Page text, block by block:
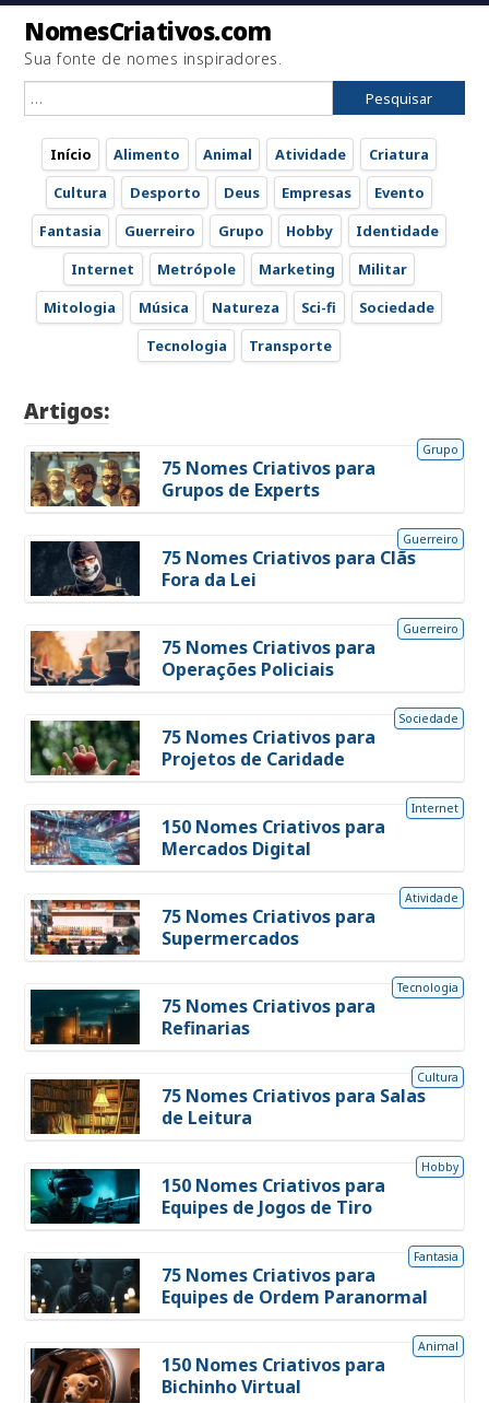
NomesCriativos.com
Sua fonte de nomes inspiradores.
por:
Início Alimento Animal Atividade
Criatura
Cultura
Desporto Deus Empresas
Evento
Fantasia
Guerreiro Grupo Hobby
Identidade
Internet
Metrópole Marketing
Militar
Mitologia
Música Natureza Sci-fi
Sociedade
Tecnologia
Transporte
Artigos:
75 Nomes Criativos para
Grupos de Experts
Grupo
75 Nomes Criativos para Clãs
Fora da Lei
Guerreiro
75 Nomes Criativos para
Operações Policiais
Guerreiro
75 Nomes Criativos para
Projetos de Caridade
Sociedade
150 Nomes Criativos para
Mercados Digital
Internet
75 Nomes Criativos para
Supermercados
Atividade
75 Nomes Criativos para
Refinarias
Tecnologia
75 Nomes Criativos para Salas
de Leitura
Cultura
150 Nomes Criativos para
Equipes de Jogos de Tiro
Hobby
75 Nomes Criativos para
Equipes de Ordem Paranormal
Fantasia
150 Nomes Criativos para
Bichinho Virtual
Animal